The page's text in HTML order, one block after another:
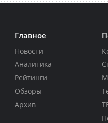
Главное
Новости
Аналитика
Рейтинги
Обзоры
Архив